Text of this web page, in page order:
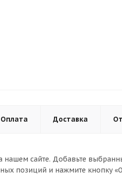
Оплата Доставка
сайте. Добавьте
позиций и нажмите кнопку